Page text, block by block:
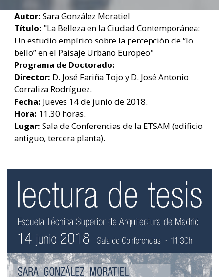
Autor: Sara González Moratiel
Título: "La Belleza en la Ciudad Contemporánea:
Un estudio empírico sobre la percepción de “lo
bello” en el Paisaje Urbano Europeo"
Programa de Doctorado:
Director: D. José Fariña Tojo y D. José Antonio
Corraliza Rodríguez.
Fecha: Jueves 14 de junio de 2018.
Hora: 11.30 horas.
Lugar: Sala de Conferencias de la ETSAM (edificio
antiguo, tercera planta).